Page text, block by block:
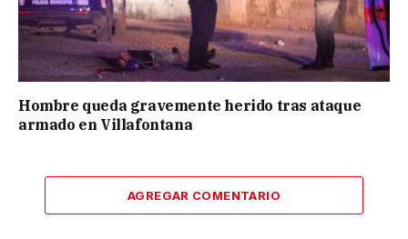
Hombre queda gravemente herido tras ataque
armado en Villafontana
AGREGAR COMENTARIO